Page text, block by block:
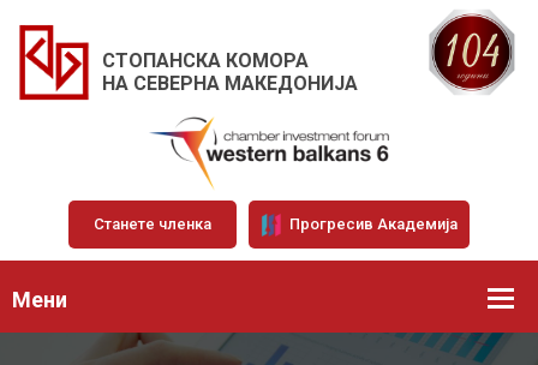
СТОПАНСКА КОМОРА
НА СЕВЕРНА МАКЕДОНИЈА
Станете членка Прогресив Академија
Мени